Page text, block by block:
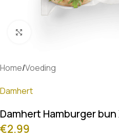
Home/Voeding
Damhert
Damhert Hamburger bun
€2.99